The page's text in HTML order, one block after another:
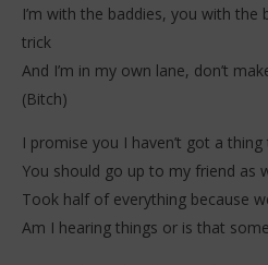
I’m with the baddies, you with the
trick
And I’m in my own lane, don’t
(Bitch)
I promise you I haven’t got a
You should go up to my friend as
Took half of everything because
Am I hearing things or is that